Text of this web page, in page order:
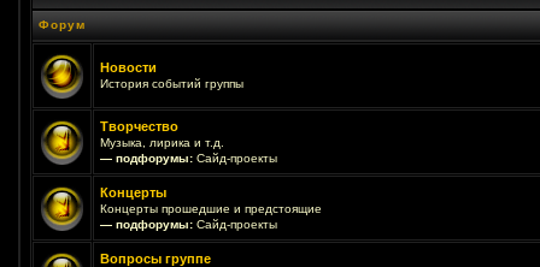
Форум
Новости
История событий группы
Творчество
Музыка, лирика и т.д.
— подфорумы: Сайд-проекты
Концерты
Концерты прошедшие и предстоящие
— подфорумы: Сайд-проекты
Вопросы группе